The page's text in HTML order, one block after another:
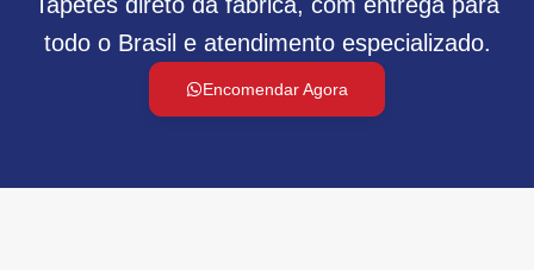
todo o Brasil e atendimento especializado.
Encomendar Agora